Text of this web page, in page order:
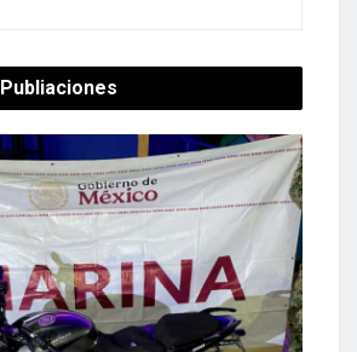
Publiaciones